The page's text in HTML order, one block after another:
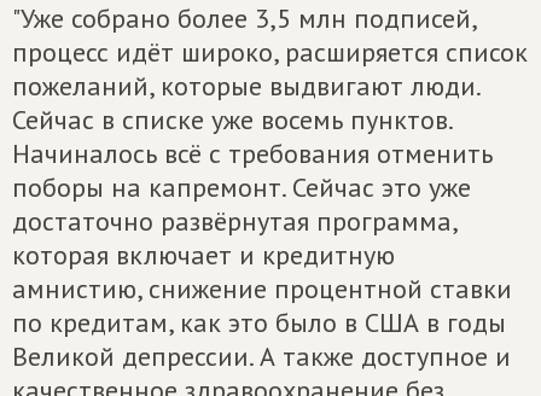
"Уже собрано более 3,5 млн подписей,
процесс идёт широко, расширяется список
пожеланий, которые выдвигают люди.
Сейчас в списке уже восемь пунктов.
Начиналось всё с требования отменить
поборы на капремонт. Сейчас это уже
достаточно развёрнутая программа,
которая включает и кредитную
амнистию, снижение процентной ставки
по кредитам, как это было в США в годы
Великой депрессии. А также доступное и